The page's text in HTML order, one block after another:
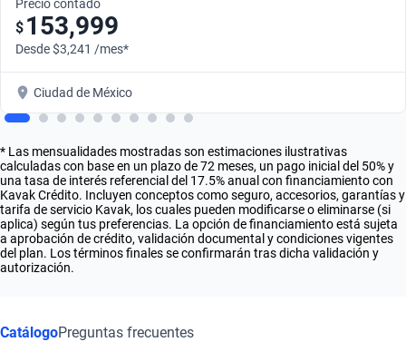
Precio contado
$ 153,999
Desde $3,241 /mes*
Ciudad de México
* Las mensualidades mostradas son estimaciones ilustrativas
calculadas con base en un plazo de 72 meses, un pago inicial del 50% y
una tasa de interés referencial del 17.5% anual con financiamiento con
Kavak Crédito. Incluyen conceptos como seguro, accesorios, garantías y
tarifa de servicio Kavak, los cuales pueden modificarse o eliminarse (si
aplica) según tus preferencias. La opción de financiamiento está sujeta
a aprobación de crédito, validación documental y condiciones vigentes
del plan. Los términos finales se confirmarán tras dicha validación y
autorización.
CatálogoPreguntas frecuentes